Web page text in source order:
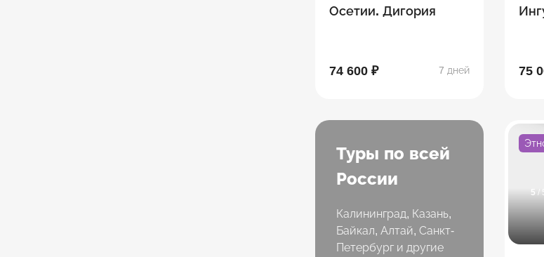
Осетии. Дигория
74 600 ₽ 7 дней
75
Туры по всей
России
Калининград, Казань,
Байкал, Алтай, Санкт-
Петербург и другие
5 /